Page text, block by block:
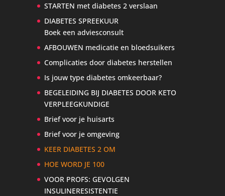
STARTEN met diabetes 2 verslaan
DIABETES SPREEKUUR
Boek een adviesconsult
AFBOUWEN medicatie en bloedsuikers
Complicaties door diabetes herstellen
Is jouw type diabetes omkeerbaar?
BEGELEIDING BIJ DIABETES DOOR KETO
VERPLEEGKUNDIGE
Brief voor je huisarts
Brief voor je omgeving
KEER DIABETES 2 OM
HOE WORD JE 100
VOOR PROFS: GEVOLGEN
INSULINERESISTENTIE